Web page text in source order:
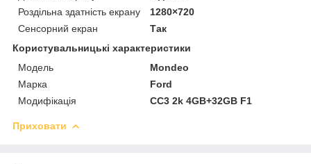
Роздільна здатність екрану
1280×720
Сенсорний екран
Так
Користувальницькі характеристики
Мoдель
Mondeo
Марка
Ford
Модифікація
CC3 2k 4GB+32GB F1
Приховати